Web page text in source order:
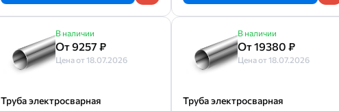
В наличии
От 9257 ₽
Цена от 18.07.2026
Труба электросварная
В наличии
От 19380 ₽
Цена от 18.07.2026
Труба электросварная